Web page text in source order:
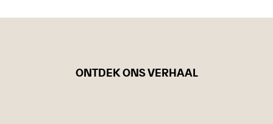
ONTDEK ONS VERHAAL